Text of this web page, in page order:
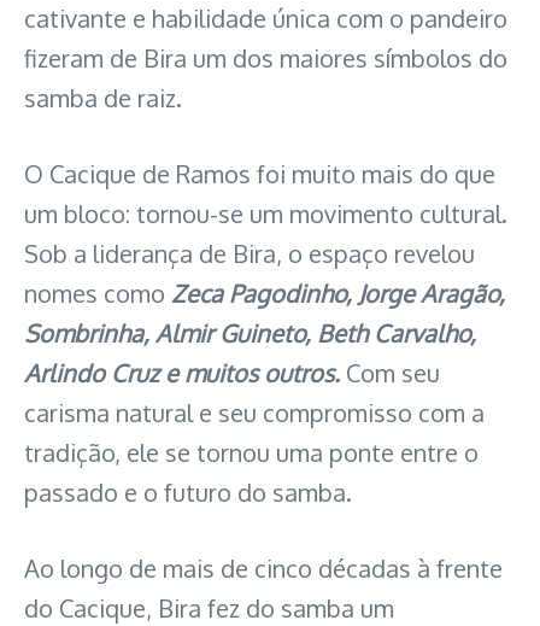
cativante e habilidade única com o pandeiro
fizeram de Bira um dos maiores símbolos do
samba de raiz.
O Cacique de Ramos foi muito mais do que
um bloco: tornou-se um movimento cultural.
Sob a liderança de Bira, o espaço revelou
nomes como Zeca Pagodinho, Jorge Aragão,
Sombrinha, Almir Guineto, Beth Carvalho,
Arlindo Cruz e muitos outros. Com seu
carisma natural e seu compromisso com a
tradição, ele se tornou uma ponte entre o
passado e o futuro do samba.
Ao longo de mais de cinco décadas à frente
do Cacique, Bira fez do samba um